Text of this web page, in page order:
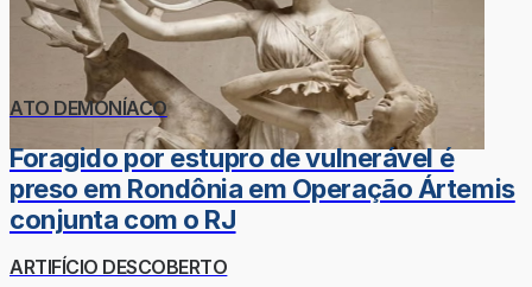
ATO DEMONÍACO
Foragido por estupro de vulnerável é
preso em Rondônia em Operação Ártemis
conjunta com o RJ
ARTIFÍCIO DESCOBERTO